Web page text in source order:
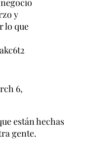
y
lo que
6,
están hechas
gente.